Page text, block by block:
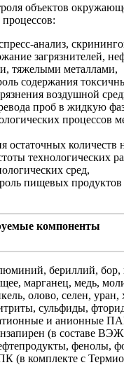
объектов
анализ,
загрязнителей,
тяжелыми металлами,
содержания
воздушной
проб в жидкую
процессов
остаточных количеств
технологических
сред,
пищевых продуктов
компоненты
бериллий, бор,
марганец, медь,
олово, селен,
сульфиды,
и анионные
(в составе
фенолы,
(в комплекте с